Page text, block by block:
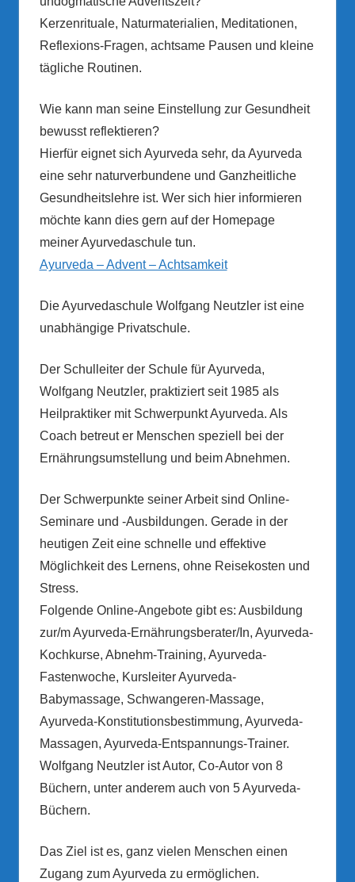
Kerzenrituale, Naturmaterialien, Meditationen,
Reflexions-Fragen, achtsame Pausen und kleine
tägliche Routinen.
Wie kann man seine Einstellung zur Gesundheit
bewusst reflektieren?
Hierfür eignet sich Ayurveda sehr, da Ayurveda
eine sehr naturverbundene und Ganzheitliche
Gesundheitslehre ist. Wer sich hier informieren
möchte kann dies gern auf der Homepage
meiner Ayurvedaschule tun.
Ayurveda – Advent – Achtsamkeit
Die Ayurvedaschule Wolfgang Neutzler ist eine
unabhängige Privatschule.
Der Schulleiter der Schule für Ayurveda,
Wolfgang Neutzler, praktiziert seit 1985 als
Heilpraktiker mit Schwerpunkt Ayurveda. Als
Coach betreut er Menschen speziell bei der
Ernährungsumstellung und beim Abnehmen.
Der Schwerpunkte seiner Arbeit sind Online-
Seminare und -Ausbildungen. Gerade in der
heutigen Zeit eine schnelle und effektive
Möglichkeit des Lernens, ohne Reisekosten und
Stress.
Folgende Online-Angebote gibt es: Ausbildung
zur/m Ayurveda-Ernährungsberater/In, Ayurveda-
Kochkurse, Abnehm-Training, Ayurveda-
Fastenwoche, Kursleiter Ayurveda-
Babymassage, Schwangeren-Massage,
Ayurveda-Konstitutionsbestimmung, Ayurveda-
Massagen, Ayurveda-Entspannungs-Trainer.
Wolfgang Neutzler ist Autor, Co-Autor von 8
Büchern, unter anderem auch von 5 Ayurveda-
Büchern.
Das Ziel ist es, ganz vielen Menschen einen
Zugang zum Ayurveda zu ermöglichen.